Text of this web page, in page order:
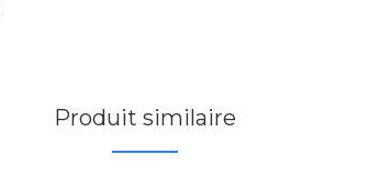
Produit similaire